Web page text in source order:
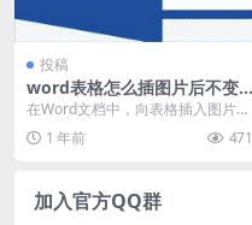
投稿
word表格怎么插图片后不变
形（在表格中加入图片不变形
的方法详解）
在Word文档中，向表格插入图片并
保持图片不变形的方式，核心在于
设置表格属性，而...
1 年前 471
加入官方QQ群